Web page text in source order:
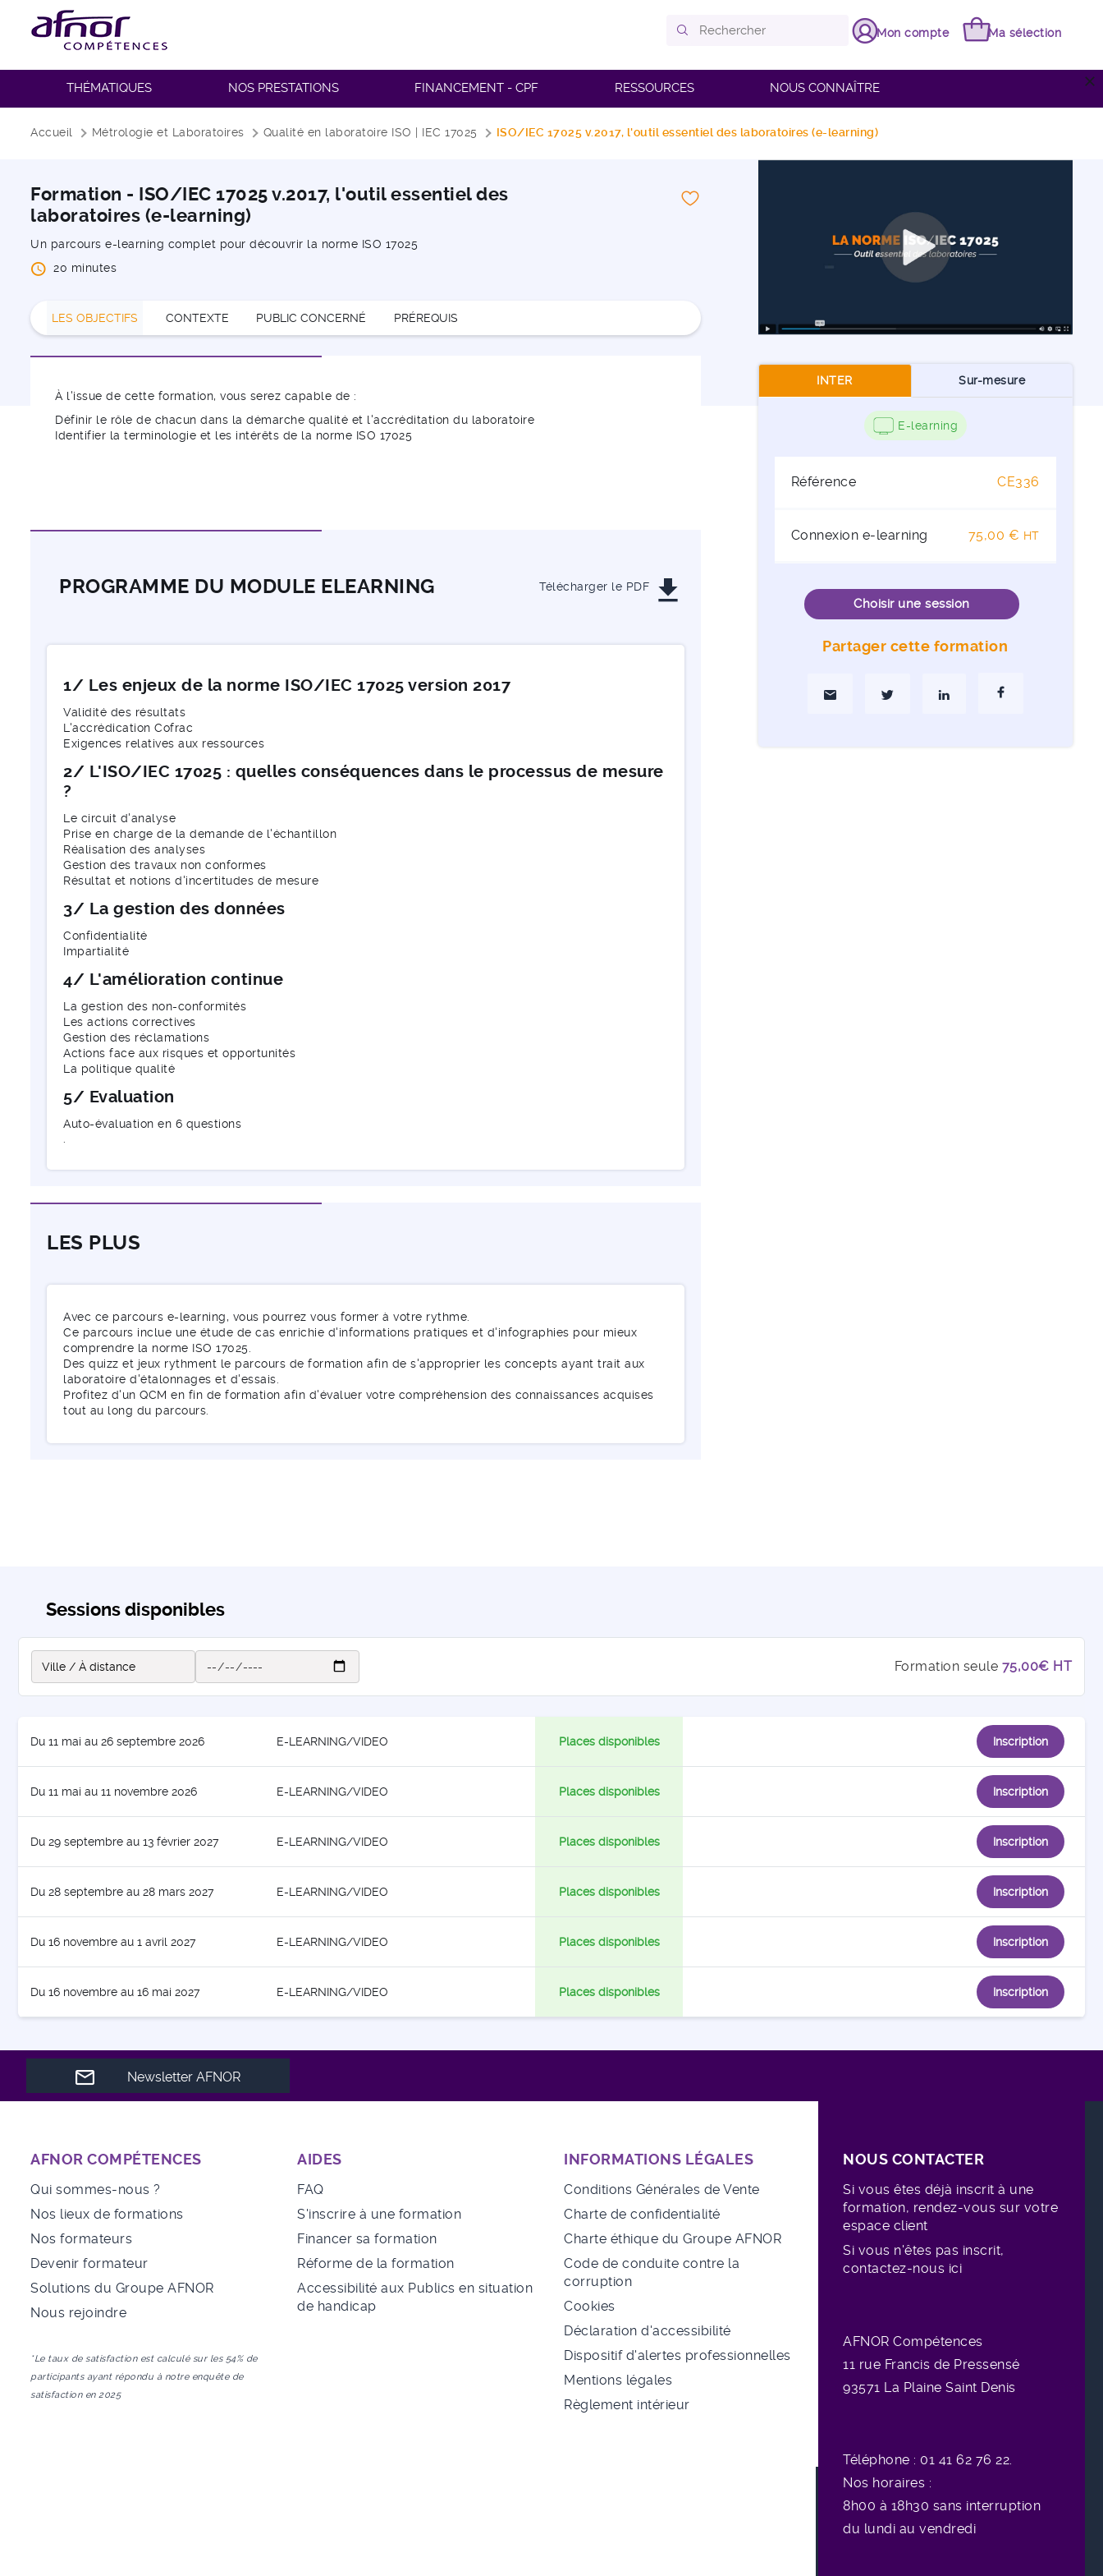
Mon compte Ma sélection
close
THÉMATIQUES NOS PRESTATIONS FINANCEMENT - CPF RESSOURCES NOUS CONNAÎTRE
Fil d'Ariane
Accueil Métrologie et Laboratoires Qualité en laboratoire ISO | IEC 17025 ISO/IEC 17025 v.2017, l'outil essentiel des laboratoires (e-learning)
Formation - ISO/IEC 17025 v.2017, l'outil essentiel des
laboratoires (e-learning)
Un parcours e-learning complet pour découvrir la norme ISO 17025
20 minutes
LES OBJECTIFS CONTEXTE PUBLIC CONCERNÉ PRÉREQUIS
À l'issue de cette formation, vous serez capable de :
Définir le rôle de chacun dans la démarche qualité et l'accréditation du laboratoire
Identifier la terminologie et les intérêts de la norme ISO 17025
PROGRAMME DU MODULE ELEARNING Télécharger le PDF get_app
1/ Les enjeux de la norme ISO/IEC 17025 version 2017
Validité des résultats
L'accrédication Cofrac
Exigences relatives aux ressources
2/ L'ISO/IEC 17025 : quelles conséquences dans le processus de mesure
?
Le circuit d'analyse
Prise en charge de la demande de l'échantillon
Réalisation des analyses
Gestion des travaux non conformes
Résultat et notions d'incertitudes de mesure
3/ La gestion des données
Confidentialité
Impartialité
4/ L'amélioration continue
La gestion des non-conformités
Les actions correctives
Gestion des réclamations
Actions face aux risques et opportunités
La politique qualité
5/ Evaluation
Auto-évaluation en 6 questions
LES PLUS
Avec ce parcours e-learning, vous pourrez vous former à votre rythme.
Ce parcours inclue une étude de cas enrichie d'informations pratiques et d'infographies pour mieux
comprendre la norme ISO 17025.
Des quizz et jeux rythment le parcours de formation afin de s'approprier les concepts ayant trait aux
laboratoire d'étalonnages et d'essais.
Profitez d'un QCM en fin de formation afin d'évaluer votre compréhension des connaissances acquises
tout au long du parcours.
INTER Sur-mesure
E-learning
Référence CE336
Connexion e-learning 75,00 € HT
Choisir une session
Partager cette formation
Partager par MailPartager sur TwitterPartager sur Linkedin
Sessions disponibles
Formation seule 75,00€ HT
Du 11 mai au 26 septembre 2026 E-LEARNING/VIDEO Places disponibles Inscription
Du 11 mai au 11 novembre 2026 E-LEARNING/VIDEO Places disponibles Inscription
Du 29 septembre au 13 février 2027 E-LEARNING/VIDEO Places disponibles Inscription
Du 28 septembre au 28 mars 2027 E-LEARNING/VIDEO Places disponibles Inscription
Du 16 novembre au 1 avril 2027 E-LEARNING/VIDEO Places disponibles Inscription
Du 16 novembre au 16 mai 2027 E-LEARNING/VIDEO Places disponibles Inscription
Newsletter AFNOR
AFNOR COMPÉTENCES
Qui sommes-nous ?
Nos lieux de formations
Nos formateurs
Devenir formateur
Solutions du Groupe AFNOR
Nous rejoindre
*Le taux de satisfaction est calculé sur les 54% de
participants ayant répondu à notre enquête de
satisfaction en 2025
AIDES
FAQ
S'inscrire à une formation
Financer sa formation
Réforme de la formation
Accessibilité aux Publics en situation
de handicap
INFORMATIONS LÉGALES
Conditions Générales de Vente
Charte de confidentialité
Charte éthique du Groupe AFNOR
Code de conduite contre la
corruption
Cookies
Déclaration d'accessibilité
Dispositif d'alertes professionnelles
Mentions légales
Règlement intérieur
NOUS CONTACTER
Si vous êtes déjà inscrit à une
formation, rendez-vous sur votre
espace client
Si vous n'êtes pas inscrit,
contactez-nous ici
AFNOR Compétences
11 rue Francis de Pressensé
93571 La Plaine Saint Denis
Téléphone : 01 41 62 76 22.
Nos horaires :
8h00 à 18h30 sans interruption
du lundi au vendredi